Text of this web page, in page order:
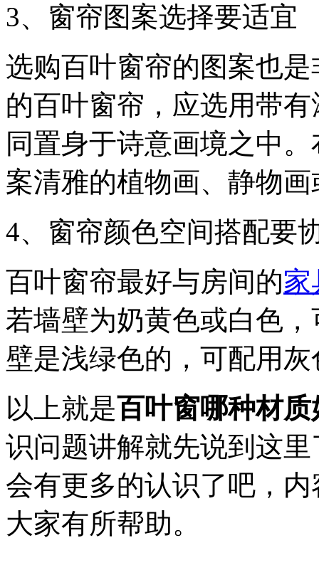
3、窗帘图案选择要适宜
选购百叶窗帘的图案也
的百叶窗帘，应选用带
同置身于诗意画境之中
案清雅的植物画、静物
4、窗帘颜色空间搭配要
百叶窗帘最好与房间的家
若墙壁为奶黄色或白色
壁是浅绿色的，可配用
以上就是百叶窗哪种材质
识问题讲解就先说到这
会有更多的认识了吧，
大家有所帮助。